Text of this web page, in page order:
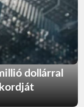
dollárral